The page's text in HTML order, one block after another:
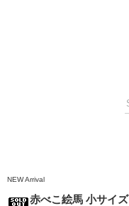
NEW Arrival
赤べこ絵馬 小サイズ